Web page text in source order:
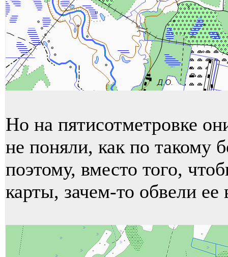
Но на пятисотметровке
не поняли, как по такому
поэтому, вместо того,
карты, зачем-то обвели ее